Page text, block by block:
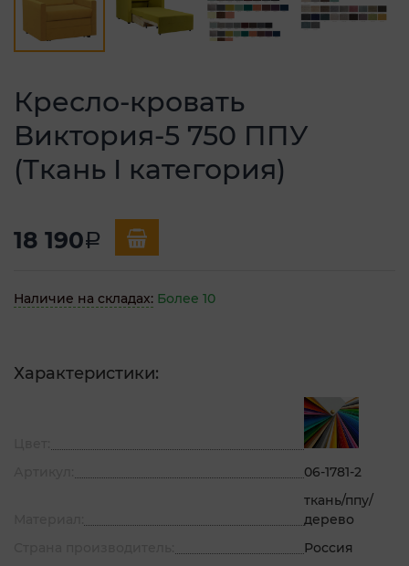
Кресло-кровать
Виктория-5 750 ППУ
(Ткань I категория)
18 190a
Наличие на складах: Более 10
Характеристики:
06-1781-2
ткань/ппу/
дерево
Россия